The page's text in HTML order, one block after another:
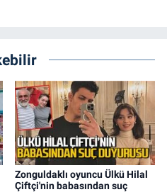
Zonguldaklı oyuncu Ülkü Hilal
Çiftçi'nin babasından suç